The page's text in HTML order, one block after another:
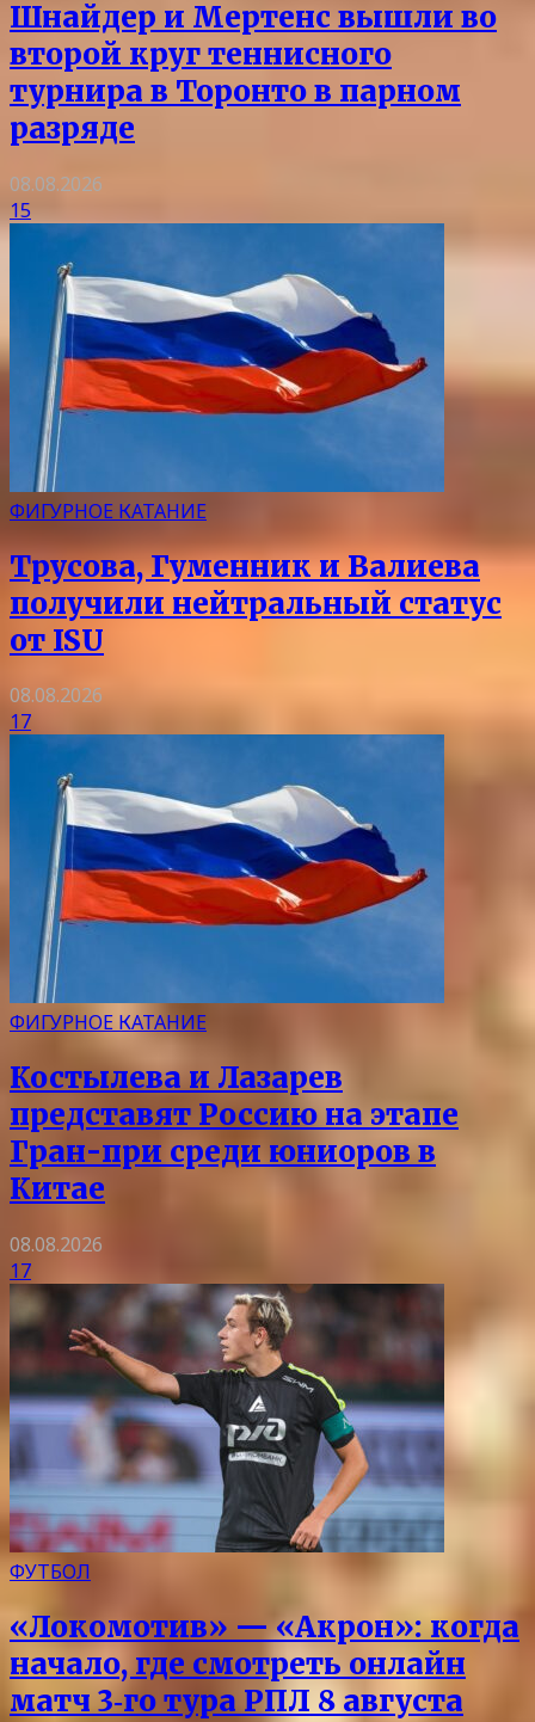
Шнайдер и Мертенс вышли во
второй круг теннисного
турнира в Торонто в парном
разряде
08.08.2026
15
ФИГУРНОЕ КАТАНИЕ
Трусова, Гуменник и Валиева
получили нейтральный статус
от ISU
08.08.2026
17
ФИГУРНОЕ КАТАНИЕ
Костылева и Лазарев
представят Россию на этапе
Гран-при среди юниоров в
Китае
08.08.2026
17
ФУТБОЛ
«Локомотив» — «Акрон»: когда
начало, где смотреть онлайн
матч 3‑го тура РПЛ 8 августа